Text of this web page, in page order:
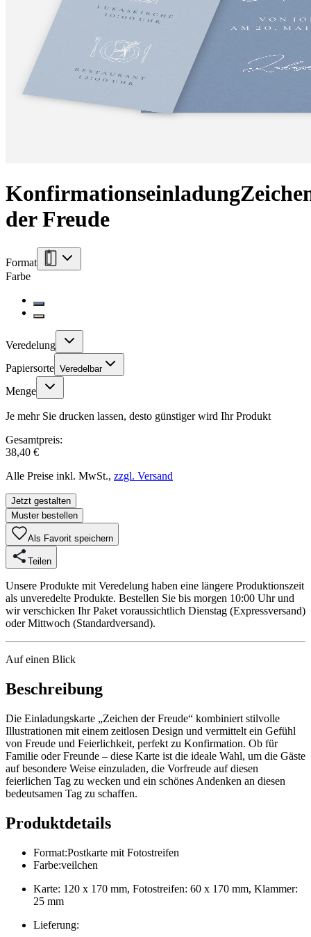
Konfirmationseinladung
der Freude
Format
Farbe
Veredelung
Papiersorte Veredelbar
Menge
Je mehr Sie drucken lassen, desto günstiger wird Ihr Produkt
Gesamtpreis:
38,40 €
Alle Preise inkl. MwSt., zzgl. Versand
Jetzt gestalten
Muster bestellen
Als Favorit speichern
Teilen
Unsere Produkte mit Veredelung haben eine längere Produktionszeit
als unveredelte Produkte. Bestellen Sie bis morgen 10:00 Uhr und
wir verschicken Ihr Paket voraussichtlich Dienstag (Expressversand)
oder Mittwoch (Standardversand).
Auf einen Blick
Beschreibung
Die Einladungskarte „Zeichen der Freude“ kombiniert stilvolle
Illustrationen mit einem zeitlosen Design und vermittelt ein Gefühl
von Freude und Feierlichkeit, perfekt zu Konfirmation. Ob für
Familie oder Freunde – diese Karte ist die ideale Wahl, um die Gäste
auf besondere Weise einzuladen, die Vorfreude auf diesen
feierlichen Tag zu wecken und ein schönes Andenken an diesen
bedeutsamen Tag zu schaffen.
Produktdetails
Format:Postkarte mit Fotostreifen
Farbe:veilchen
Karte: 120 x 170 mm, Fotostreifen: 60 x 170 mm, Klammer:
25 mm
Lieferung: